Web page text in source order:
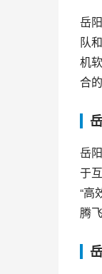
岳
队
机
合
岳
于
“高
腾